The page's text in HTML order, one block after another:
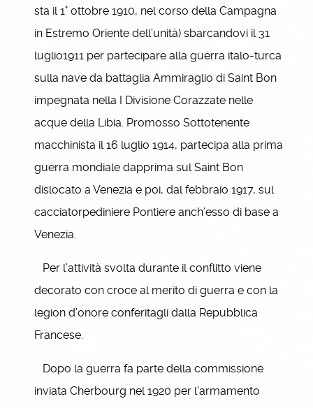
sta il 1° ottobre 1910, nel corso della Campagna
in Estremo Oriente dell’unità) sbarcandovi il 31
luglio1911 per partecipare alla guerra italo-turca
sulla nave da battaglia Ammiraglio di Saint Bon
impegnata nella I Divisione Corazzate nelle
acque della Libia. Promosso Sottotenente
macchinista il 16 luglio 1914, partecipa alla prima
guerra mondiale dapprima sul Saint Bon
dislocato a Venezia e poi, dal febbraio 1917, sul
cacciatorpediniere Pontiere anch’esso di base a
Venezia.
Per l’attività svolta durante il conflitto viene
decorato con croce al merito di guerra e con la
legion d’onore conferitagli dalla Repubblica
Francese.
Dopo la guerra fa parte della commissione
inviata Cherbourg nel 1920 per l’armamento